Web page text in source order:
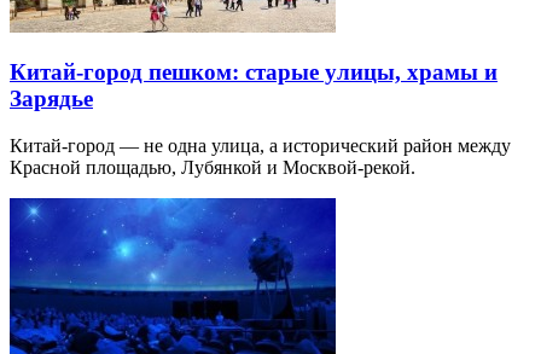
Китай-город пешком: старые улицы, храмы и
Зарядье
Китай-город — не одна улица, а исторический район между
Красной площадью, Лубянкой и Москвой-рекой.